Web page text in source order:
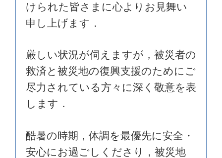
けられた皆さまに心よりお見舞い
申し上げます．
厳しい状況が伺えますが，被災者の
救済と被災地の復興支援のためにご
尽力されている方々に深く敬意を表
します．
酷暑の時期，体調を最優先に安全・
安心にお過ごしくださり，被災地